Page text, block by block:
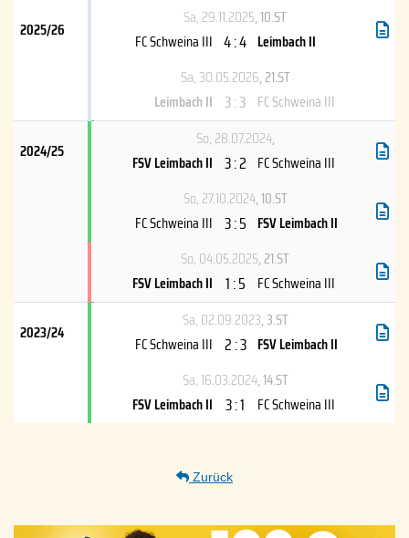
2025/26
Sa, 29.11.2025, 10.ST
FC Schweina III 4 : 4 Leimbach II
Sa, 30.05.2026, 21.ST
Leimbach II 3 : 3 FC Schweina III
2024/25
So, 28.07.2024,
FSV Leimbach II 3 : 2 FC Schweina III
So, 27.10.2024, 10.ST
FC Schweina III 3 : 5 FSV Leimbach II
So, 04.05.2025, 21.ST
FSV Leimbach II 1 : 5 FC Schweina III
2023/24
Sa, 02.09.2023, 3.ST
FC Schweina III 2 : 3 FSV Leimbach II
Sa, 16.03.2024, 14.ST
FSV Leimbach II 3 : 1 FC Schweina III
Zurück